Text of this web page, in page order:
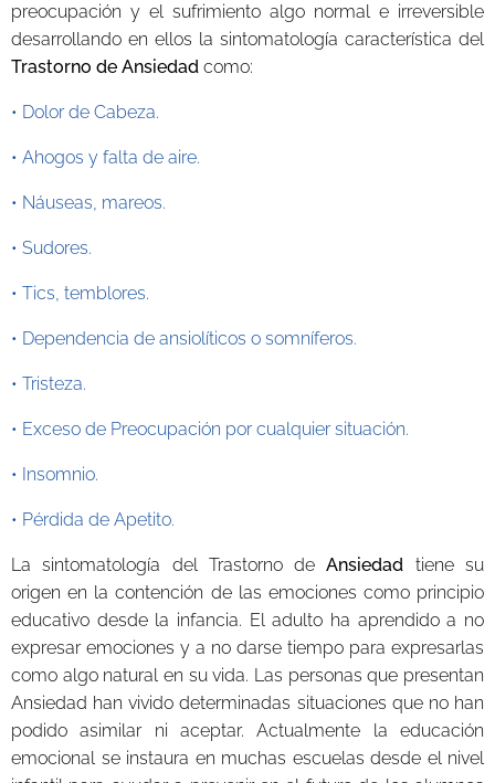
preocupación y el sufrimiento algo normal e irreversible
desarrollando en ellos la sintomatología característica del
Trastorno de Ansiedad como:
• Dolor de Cabeza.
• Ahogos y falta de aire.
• Náuseas, mareos.
• Sudores.
• Tics, temblores.
• Dependencia de ansiolíticos o somníferos.
• Tristeza.
• Exceso de Preocupación por cualquier situación.
• Insomnio.
• Pérdida de Apetito.
La sintomatología del Trastorno deAnsiedad tiene su
origen en la contención de las emociones como principio
educativo desde la infancia. El adulto ha aprendido a no
expresar emociones y a no darse tiempo para expresarlas
como algo natural en su vida. Las personas que presentan
Ansiedad han vivido determinadas situaciones que no han
podido asimilar ni aceptar. Actualmente la educación
emocional se instaura en muchas escuelas desde el nivel